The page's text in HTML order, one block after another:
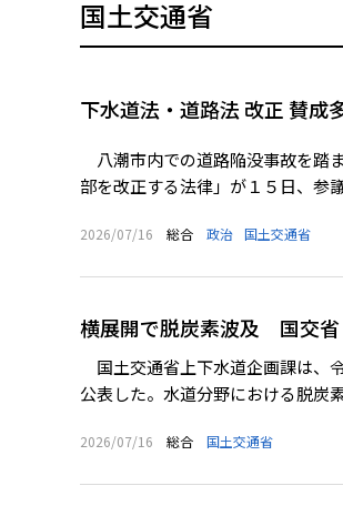
国土交通省
下水道法・道路法 改正 賛
八潮市内での道路陥没事故を踏
部を改正する法律」が１５日、参
2026/07/16 総合 政治 国土交通省
横展開で脱炭素波及 国交省
国土交通省上下水道企画課は、
公表した。水道分野における脱炭
2026/07/16 総合 国土交通省